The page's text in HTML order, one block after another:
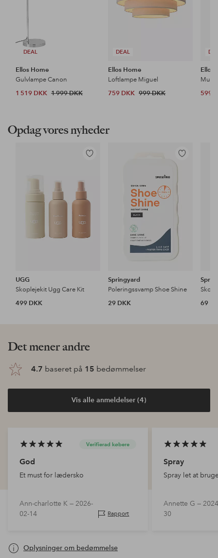
DEAL
Ellos Home
Gulvlampe Canon
1 519 DKK 1 999 DKK
DEAL
Ellos Home
Loftlampe Miguel
759 DKK 999 DKK
Ellos
599
Opdag vores nyheder
Tilføj
UGG
Skoplejekit Ugg Care Kit
499 DKK
Tilføj
til
Springyard
Poleringssvamp Shoe Shine
29 DKK
69
Det mener andre
4.7 baseret på 15 bedømmelser
Vis alle anmeldelser (4)
Verifierad købere
God
Et must for lædersko
Ann-charlotte K — 2026-
02-14
Rapport
Spray
Spray let at
Annette G —
30
Oplysninger om bedømmelse